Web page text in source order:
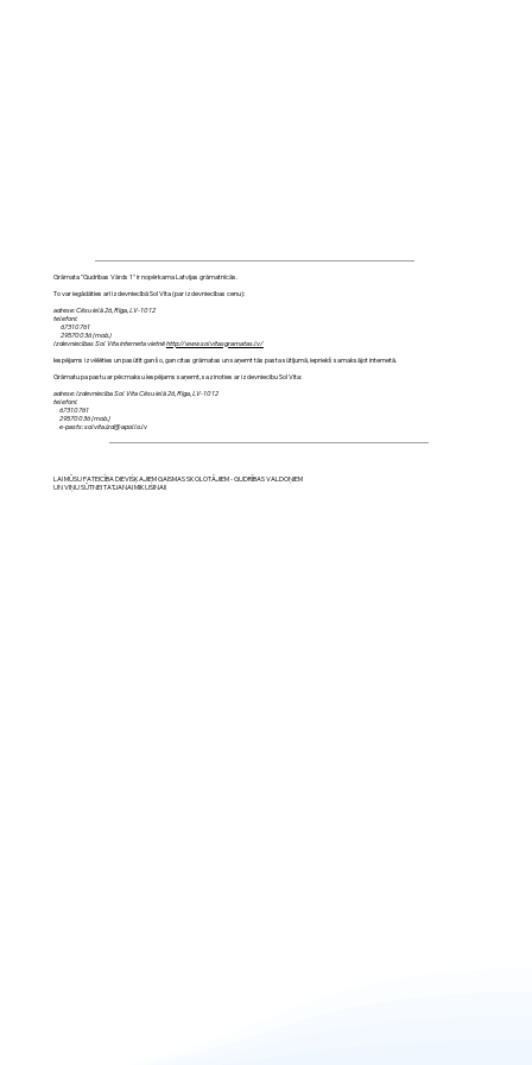
Grāmata "Gudrības Vārds 1" ir nopērkama Latvijas grāmatnīcās.
To var iegādāties arī izdevniecībā Sol Vita (par izdevniecības cenu):
adrese: Cēsu ielā 26, Rīga, LV-1012
telefoni:
67310761
29570036 (mob.)
Izdevniecības Sol Vita interneta vietnēhttp://www.solvitasgramatas.lv/
Iespējams izvēlēties un pasūtīt gan šo, gan citas grāmatas un saņemt tās pasta sūtījumā, iepriekš samaksājot internetā.
Grāmatu pa pastu ar pēcmaksu iespējams saņemt, sazinoties ar izdevniecību Sol Vita:
adrese: Izdevniecība Sol Vita Cēsu ielā 26, Rīga, LV-1012
telefoni:
67310761
29570036 (mob.)
e-pasts: solvita.izd@apollo.lv
LAI MŪSU PATEICĪBA DIEVIŠĶAJIEM GAISMAS SKOLOTĀJIEM - GUDRĪBAS VALDOŅIEM
UN VIŅU SŪTNEI TATJANAI MIKUŠINAI!